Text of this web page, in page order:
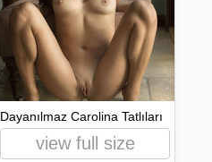
Dayanılmaz Carolina Tatlıları
view full size